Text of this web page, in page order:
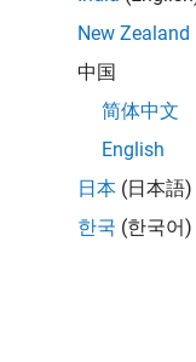
New Zealand
中国
简体中文
English
日本 (日本語)
한국 (한국어)